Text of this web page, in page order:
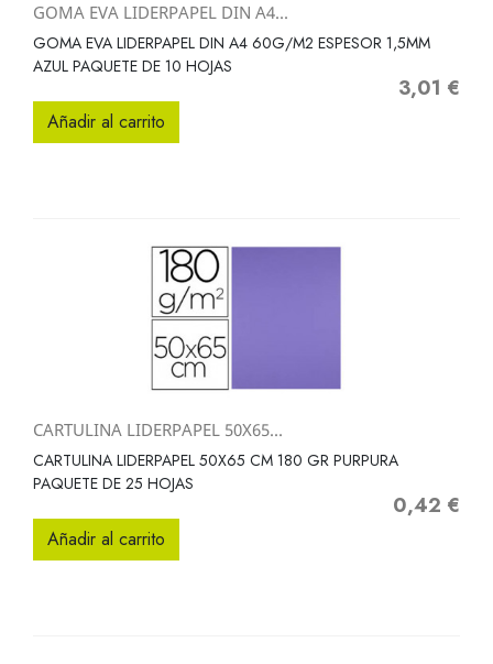
GOMA EVA LIDERPAPEL DIN A4...
GOMA EVA LIDERPAPEL DIN A4 60G/M2 ESPESOR 1,5MM
AZUL PAQUETE DE 10 HOJAS
Precio
3,01 €
Añadir al carrito
CARTULINA LIDERPAPEL 50X65...
CARTULINA LIDERPAPEL 50X65 CM 180 GR PURPURA
PAQUETE DE 25 HOJAS
Precio
0,42 €
Añadir al carrito